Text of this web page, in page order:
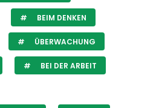
BEIM DENKEN
ÜBERWACHUNG
BEI DER ARBEIT